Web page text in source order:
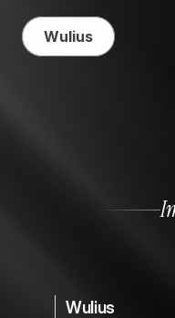
Wulius
Wulius